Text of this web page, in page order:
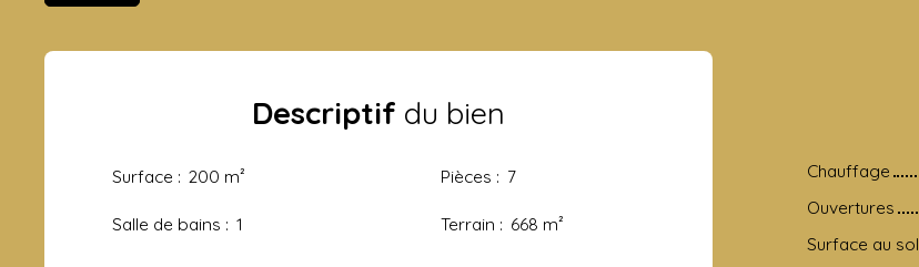
Descriptif du bien
Surface : 200 m² Pièces : 7
Salle de bains : 1 Terrain : 668 m²
Chauffage
Ouvertures
Surface au sol